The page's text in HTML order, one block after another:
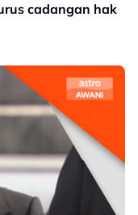
cadangan hak